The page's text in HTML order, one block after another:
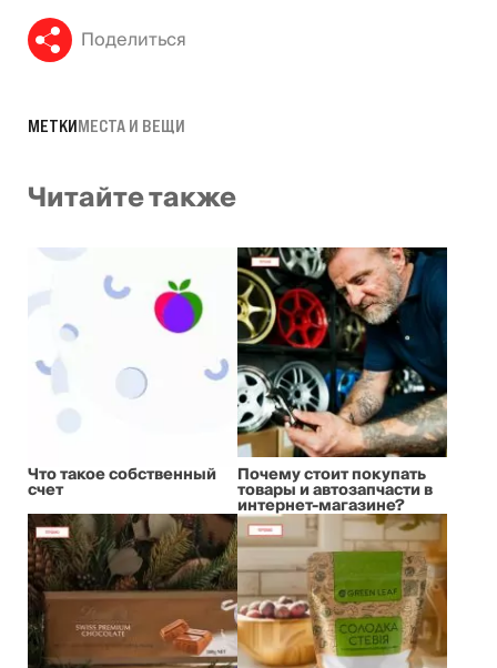
Поделиться
МЕТКИМЕСТА И ВЕЩИ
Читайте также
Что такое собственный
счет
Почему стоит покупать
товары и автозапчасти в
интернет-магазине?